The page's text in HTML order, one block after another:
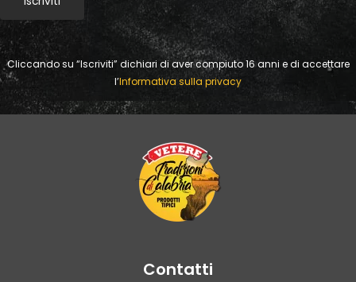
Cliccandosu “Iscriviti” dichiari di aver compiuto 16 anni e di accettare
l’Informativa sulla privacy
Contatti